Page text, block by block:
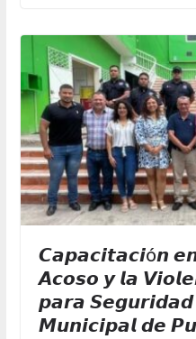
𝘾𝙖𝙥𝙖𝙘𝙞𝙩𝙖𝙘𝙞ó𝙣
𝘼𝙘𝙤𝙨𝙤 𝙮 𝙡𝙖
𝙥𝙖𝙧𝙖 𝙎𝙚𝙜𝙪𝙧𝙞𝙙𝙖𝙙
𝙈𝙪𝙣𝙞𝙘𝙞𝙥𝙖𝙡 𝙙𝙚